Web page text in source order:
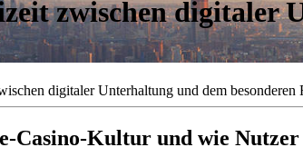
zwischen digitaler
digitaler Unterhaltung und dem besonderen
Kultur und wie Nutzer